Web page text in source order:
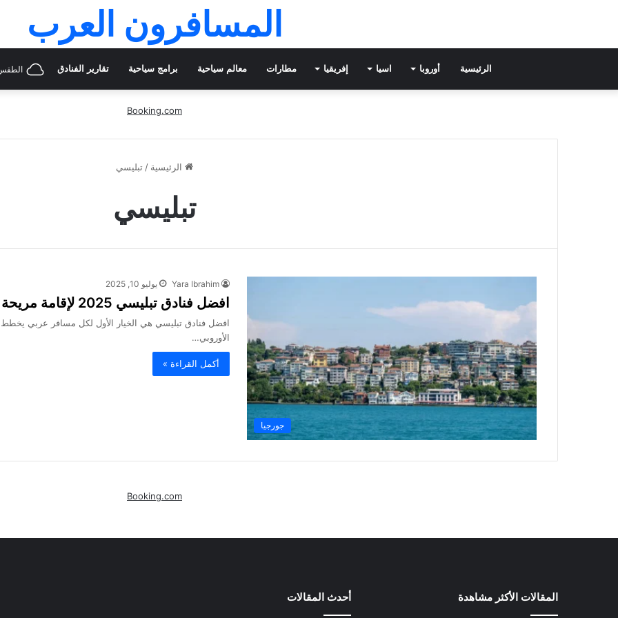
المسافرون العرب
الرئيسية أوروبا اسيا إفريقيا مطارات معالم سياحية برامج سياحية تقارير الفنادق
Booking.com
الرئيسية / تبليسي
تبليسي
جورجيا
Yara Ibrahim يوليو 10, 2025
افضل فنادق تبليسي 2025 لإقامة مريحة في قلب العاصمة الجورجية
افضل فنادق تبليسي هي الخيار الأول لكل مسافر عربي يخطط
الأوروبي…
أكمل القراءة »
Booking.com
المقالات الأكثر مشاهدة أحدث المقالات